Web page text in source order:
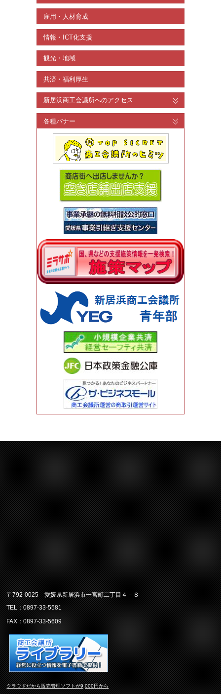
雇用・人材育成
情報・ICT化支援
観光・地域
共済・福利厚生
新居浜商工会議所へのアクセス
各種バナー
〒792-0025 愛媛県新居浜市一宮町二丁目４－８
TEL：0897-33-5581
FAX：0897-33-5609
クラウドだから販売管理ソフトが9,000円から